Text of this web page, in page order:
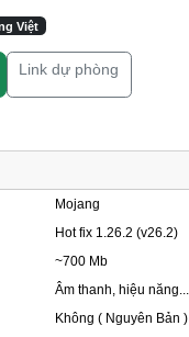
Việt
Link dự phòng
Mojang
Hot fix 1.26.2 (v26.2)
~700 Mb
Âm thanh, hiệu năng...
Không ( Nguyên Bản )